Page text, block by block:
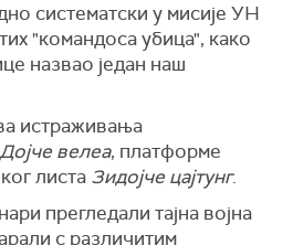
систематски у мисије УН
"командоса убица", како
назвао један наш
истраживања
Дојче велеа, платформе
листа Зидојче цајтунг.
прегледали тајна војна
с различитим